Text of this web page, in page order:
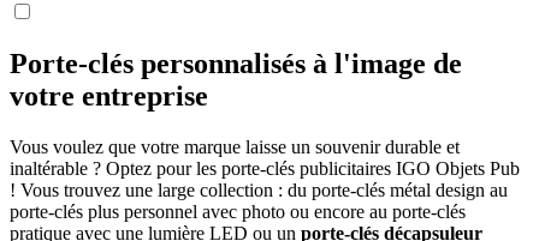
Porte-clés personnalisés à l'image de
votre entreprise
Vous voulez que votre marque laisse un souvenir durable et
inaltérable ? Optez pour les porte-clés publicitaires IGO Objets Pub
! Vous trouvez une large collection : du porte-clés métal design au
porte-clés plus personnel avec photo ou encore au porte-clés
pratique avec une lumière LED ou un porte-clés décapsuleur